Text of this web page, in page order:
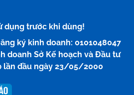
dụng trước khi dùng!
ký kinh doanh: 0101048047
doanh Sở Kế hoạch và Đầu tư
lần đầu ngày 23/05/2000